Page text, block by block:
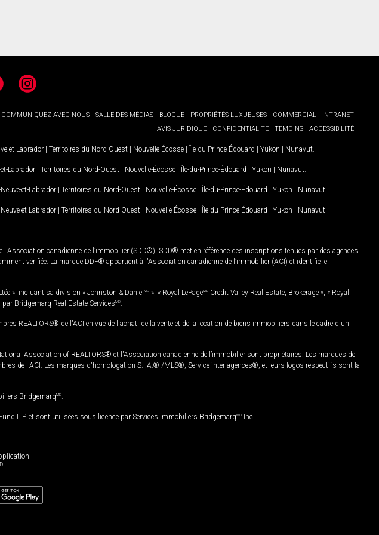
Instagram
COMMUNIQUEZ AVEC NOUS SALLE DES MÉDIAS BLOGUE PROPRIÉTÉS LUXUEUSES COMMERCIAL
INTRANET
AVIS JURIDIQUE
CONFIDENTIALITÉ TÉMOINS ACCESSIBILITÉ
et-Labrador | Territoires du Nord-Ouest | Nouvelle-Écosse | Île-du-Prince-Édouard | Yukon | Nunavut
Labrador | Territoires du Nord-Ouest | Nouvelle-Écosse | Île-du-Prince-Édouard | Yukon | Nunavut
Neuve-et-Labrador | Territoires du Nord-Ouest | Nouvelle-Écosse | Île-du-Prince-Édouard | Yukon | Nunavut
Neuve-et-Labrador | Territoires du Nord-Ouest | Nouvelle-Écosse | Île-du-Prince-Édouard | Yukon | Nunavut
canadienne de l’immobilier (SDD®). SDD® met en référence des inscriptions tenues par des agences
vérifiée. La marque DDF® appartient à l'Association canadienne de l’immobilier (ACI) et identifie le
», incluant sa division « Johnston & Daniel MD », « Royal LePageMD Credit Valley Real Estate, Brokerage », « Royal
Bridgemarq Real Estate ServicesMD
REALTORS® de l'ACI en vue de l'achat, de la vente et de la location de biens immobiliers dans le cadre d'un
Association of REALTORS® et l'Association canadienne de l’immobilier sont propriétaires. Les marques de
de l'ACI. Les marques d'homologation S.I.A.® /MLS®, Service inter-agences®, et leurs logos respectifs sont la
BridgemarqMD
L.P. et sont utilisées sous licence par Services immobiliers BridgemarqMD Inc.